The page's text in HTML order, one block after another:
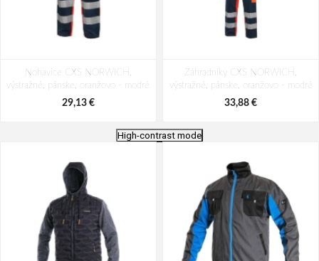
Nohavice CXS NORWICH,
výstražné, pánske, oranžovo - modré
29,13 €
Záhradníky CXS NORWICH,
výstražné, pánske, oranžovo - modré
33,88 €
High-contrast mode